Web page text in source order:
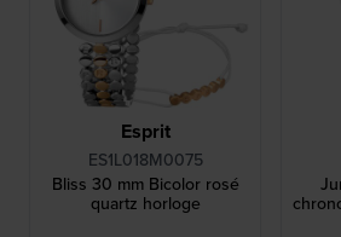
Esprit
ES1L018M0075
Bliss 30 mm Bicolor rosé
quartz horloge